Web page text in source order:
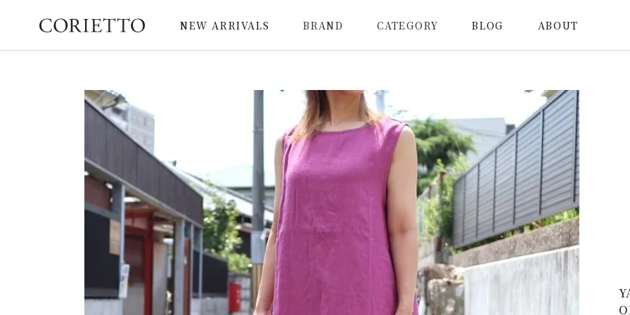
NEW ARRIVALS BRAND CATEGORY BLOG ABOUT